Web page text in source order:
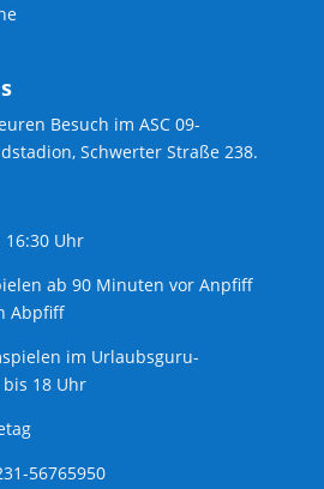
Besuch im ASC 09-
Schwerter Straße 238.
16:30 Uhr
ab 90 Minuten vor Anpfiff
Abpfiff
im Urlaubsguru-
18 Uhr
56765950